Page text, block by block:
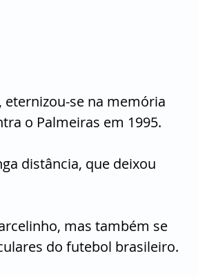
eternizou-se na memória
o Palmeiras em 1995.
distância, que deixou
mas também se
do futebol brasileiro.